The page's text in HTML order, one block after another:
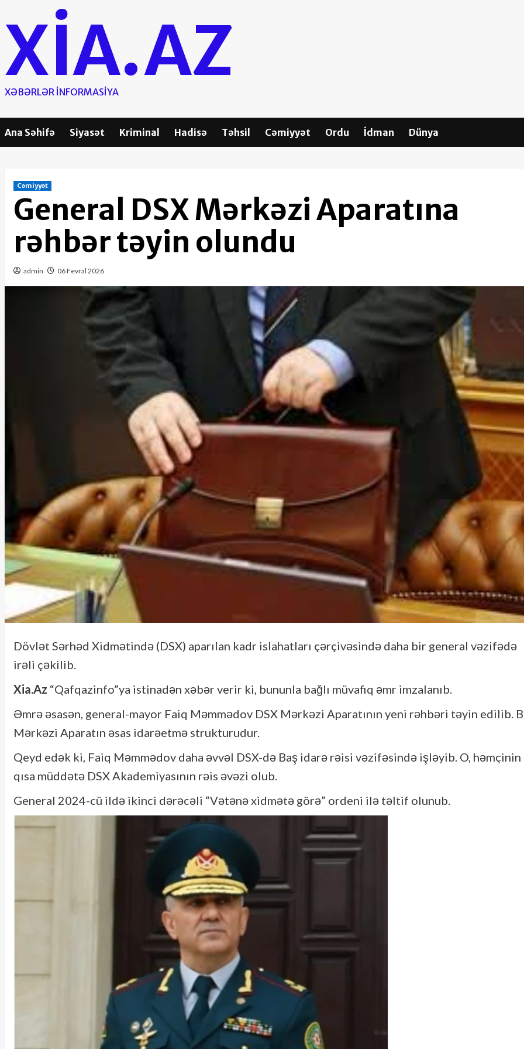
content
XIA.AZ
XƏBƏRLƏR INFORMASIYA
Ana Səhifə Siyasət Kriminal Hadisə Təhsil Cəmiyyət Ordu İdman Dünya
Cəmiyyət
General DSX Mərkəzi Aparatına
rəhbər təyin olundu
admin 06 Fevral 2026
Dövlət Sərhəd Xidmətində (DSX) aparılan kadr islahatları çərçivəsində daha bir general vəzifədə
irəli çəkilib.
Xia.Az “Qafqazinfo”ya istinadən xəbər verir ki, bununla bağlı müvafiq əmr imzalanıb.
Əmrə əsasən, general-mayor Faiq Məmmədov DSX Mərkəzi Aparatının yeni rəhbəri təyin edilib.
Mərkəzi Aparatın əsas idarəetmə strukturudur.
Qeyd edək ki, Faiq Məmmədov daha əvvəl DSX-də Baş idarə rəisi vəzifəsində işləyib. O, həmçinin
qısa müddətə DSX Akademiyasının rəis əvəzi olub.
General 2024-cü ildə ikinci dərəcəli “Vətənə xidmətə görə” ordeni ilə təltif olunub.